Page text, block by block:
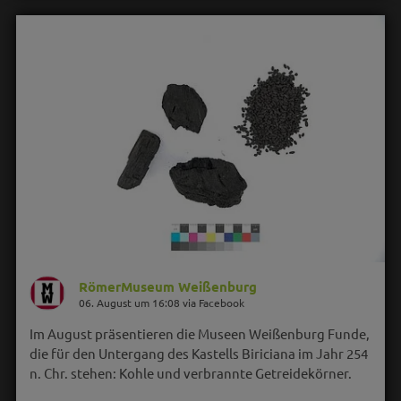
RömerMuseum Weißenburg
06. August um 16:08 via Facebook
Im August präsentieren die Museen Weißenburg Funde,
die für den Untergang des Kastells Biriciana im Jahr 254
n. Chr. stehen: Kohle und verbrannte Getreidekörner.